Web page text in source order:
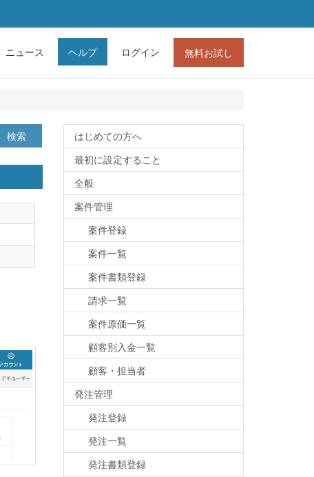
ニュース ヘルプ ログイン 無料お試し
検索
はじめての方へ
最初に設定すること
全般
案件管理
案件登録
案件一覧
案件書類登録
請求一覧
案件原価一覧
顧客別入金一覧
顧客・担当者
発注管理
発注登録
発注一覧
発注書類登録